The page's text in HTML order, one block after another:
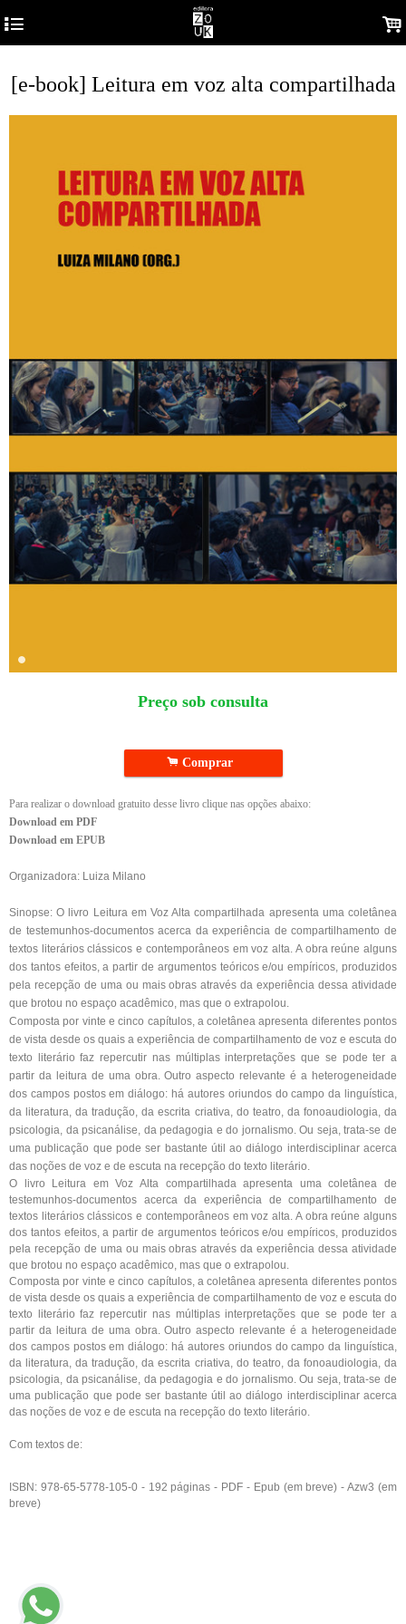
4 .
[e-book] Leitura em voz alta compartilhada
Preço sob consulta
.Comprar
Para realizar o download gratuito desse livro clique nas opções abaixo:
Download em PDF
Download em EPUB
Organizadora: Luiza Milano
Sinopse:O livro Leitura em Voz Alta compartilhada apresenta uma coletânea
de testemunhos-documentos acerca da experiência de compartilhamento de
textos literários clássicos e contemporâneos em voz alta. A obra reúne alguns
dos tantos efeitos, a partir de argumentos teóricos e/ou empíricos, produzidos
pela recepção de uma ou mais obras através da experiência dessa atividade
que brotou no espaço acadêmico, mas que o extrapolou.
Composta por vinte e cinco capítulos, a coletânea apresenta diferentes pontos
de vista desde os quais a experiência de compartilhamento de voz e escuta do
texto literário faz repercutir nas múltiplas interpretações que se pode ter a
partir da leitura de uma obra. Outro aspecto relevante é a heterogeneidade
dos campos postos em diálogo: há autores oriundos do campo da linguística,
da literatura, da tradução, da escrita criativa, do teatro, da fonoaudiologia, da
psicologia, da psicanálise, da pedagogia e do jornalismo. Ou seja, trata-se de
uma publicação que pode ser bastante útil ao diálogo interdisciplinar acerca
das noções de voz e de escuta na recepção do texto literário.
O livro
Leitura em Voz Alta compartilhadaapresenta uma coletânea de
testemunhos-documentos acerca da experiência de compartilhamento de
textos literários clássicos e contemporâneos em voz alta. A obra reúne alguns
dos tantos efeitos, a partir de argumentos teóricos e/ou empíricos, produzidos
pela recepção de uma ou mais obras através da experiência dessa atividade
que brotou no espaço acadêmico, mas que o extrapolou.
Composta por vinte e cinco capítulos, a coletânea apresenta diferentes pontos
de vista desde os quais a experiência de compartilhamento de voz e escuta do
texto literário faz repercutir nas múltiplas interpretações que se pode ter a
partir da leitura de uma obra. Outro aspecto relevante é a heterogeneidade
dos campos postos em diálogo: há autores oriundos do campo da linguística,
da literatura, da tradução, da escrita criativa, do teatro, da fonoaudiologia, da
psicologia, da psicanálise, da pedagogia e do jornalismo. Ou seja, trata-se de
uma publicação que pode ser bastante útil ao diálogo interdisciplinar acerca
das noções de voz e de escuta na recepção do texto literário.
Com textos de:
ISBN: 978-65-5778-105-0 - 192 páginas - PDF - Epub (em breve) - Azw3 (em
breve)